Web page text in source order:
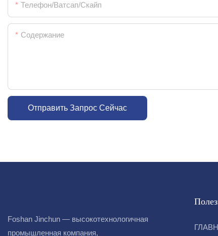
Телефон/ватсап/скайп
Содержание
Отправить Запрос Сейчас
Foshan Jinchun — высокотехнологичная
промышленная компания,